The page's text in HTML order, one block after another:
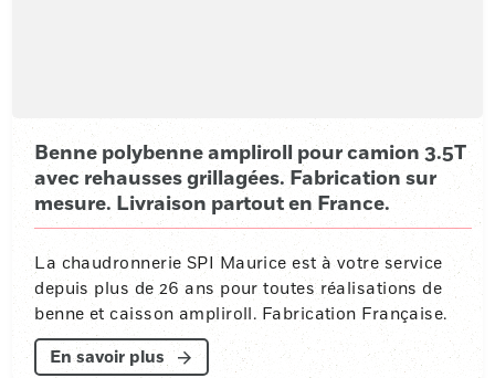
Benne polybenne ampliroll pour camion 3.5T
avec rehausses grillagées. Fabrication sur
mesure. Livraison partout en France.
La chaudronnerie SPI Maurice est à votre service
depuis plus de 26 ans pour toutes réalisations de
benne et caisson ampliroll. Fabrication Française.
En savoir plus